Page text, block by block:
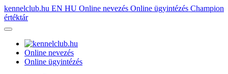
kennelclub.hu EN HU Online nevezés Online ügyintézés Champion
értéktár
Online nevezés
Online ügyintézés